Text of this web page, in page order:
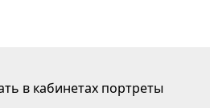
в кабинетах портреты